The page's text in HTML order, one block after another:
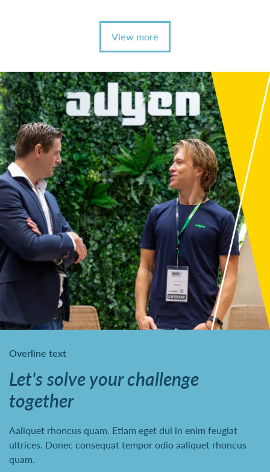
View more
Overline text
Let's solve your challenge
together
Aaliquet rhoncus quam. Etiam eget dui in enim feugiat
ultrices. Donec consequat tempor odio aaliquet rhoncus
quam.